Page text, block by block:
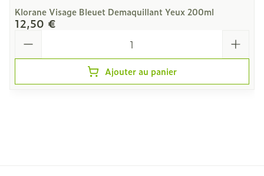
Klorane Visage Bleuet Demaquillant Yeux 200ml
12,50 €
Ajouter au panier